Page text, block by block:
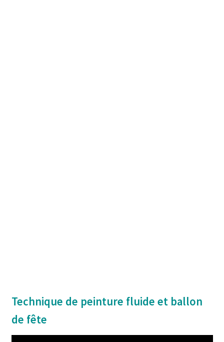
Technique de peinture fluide et ballon
de fête